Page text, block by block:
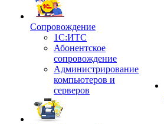
Сопровождение
1C:ИТС
Абонентское
сопровождение
Администрирование
компьютеров и
серверов